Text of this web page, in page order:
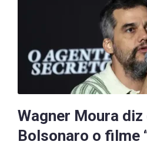
Wagner Moura diz
Bolsonaro o filme